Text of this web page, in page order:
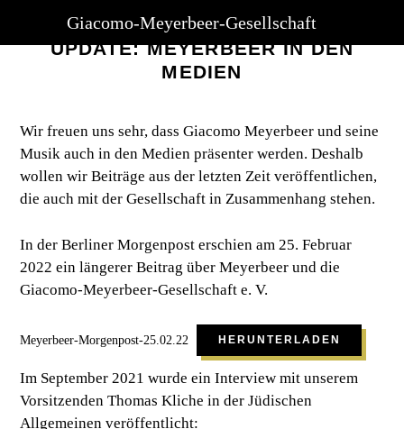
Giacomo-Meyerbeer-Gesellschaft
UPDATE: MEYERBEER IN DEN
MEDIEN
Wir freuen uns sehr, dass Giacomo Meyerbeer und seine
Musik auch in den Medien präsenter werden. Deshalb
wollen wir Beiträge aus der letzten Zeit veröffentlichen,
die auch mit der Gesellschaft in Zusammenhang stehen.
In der Berliner Morgenpost erschien am 25. Februar
2022 ein längerer Beitrag über Meyerbeer und die
Giacomo-Meyerbeer-Gesellschaft e. V.
Meyerbeer-Morgenpost-25.02.22 HERUNTERLADEN
Im September 2021 wurde ein Interview mit unserem
Vorsitzenden Thomas Kliche in der Jüdischen
Allgemeinen veröffentlicht: